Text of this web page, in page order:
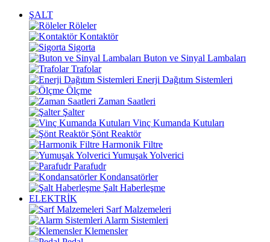
ŞALT
Röleler
Kontaktör
Sigorta
Buton ve Sinyal Lambaları
Trafolar
Enerji Dağıtım Sistemleri
Ölçme
Zaman Saatleri
Şalter
Vinç Kumanda Kutuları
Şönt Reaktör
Harmonik Filtre
Yumuşak Yolverici
Parafudr
Kondansatörler
Şalt Haberleşme
ELEKTRİK
Sarf Malzemeleri
Alarm Sistemleri
Klemensler